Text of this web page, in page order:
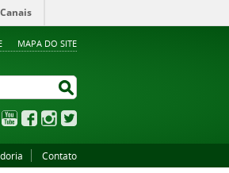
MAPA DO SITE
Canais
YouTubeFacebookInstagram
Contato